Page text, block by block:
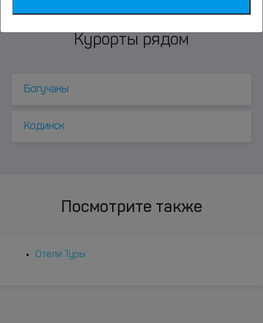
Курорты рядом
Богучаны
Кодинск
Посмотрите также
Отели Туры